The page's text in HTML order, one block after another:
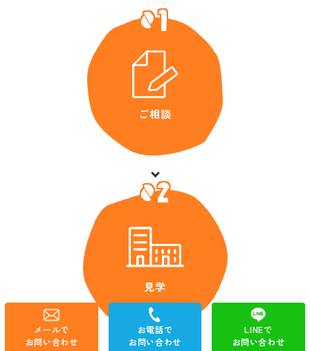
01
ご相談
02
見学
メールで
お問い合わせ
お電話で
お問い合わせ
LINEで
お問い合わせ